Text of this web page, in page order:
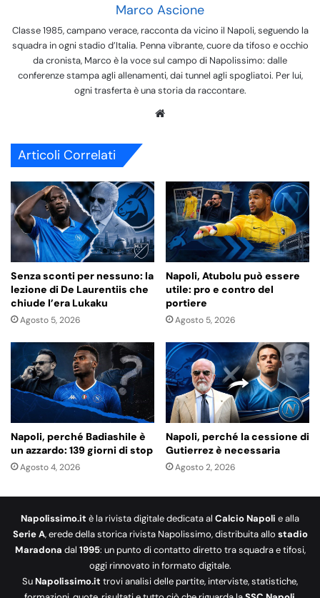
Marco Ascione
Classe 1985, campano verace, racconta da vicino il Napoli, seguendo la
squadra in ogni stadio d’Italia. Penna vibrante, cuore da tifoso e occhio
da cronista, Marco è la voce sul campo di Napolissimo: dalle
conferenze stampa agli allenamenti, dai tunnel agli spogliatoi. Per lui,
ogni trasferta è una storia da raccontare.
Articoli Correlati
Senza sconti per nessuno: la
lezione di De Laurentiis che
chiude l’era Lukaku
Agosto 5, 2026
Napoli, Atubolu può essere
utile: pro e contro del
portiere
Agosto 5, 2026
Napoli, perché Badiashile è
un azzardo: 139 giorni di stop
Agosto 4, 2026
Napoli, perché la cessione di
Gutierrez è necessaria
Agosto 2, 2026
Napolissimo.it è la rivista digitale dedicata al Calcio Napoli e alla
Serie A, erede della storica rivista Napolissimo, distribuita allo stadio
Maradona dal 1995: un punto di contatto diretto tra squadra e tifosi,
oggi rinnovato in formato digitale.
SuNapolissimo.it trovi analisi delle partite, interviste, statistiche,